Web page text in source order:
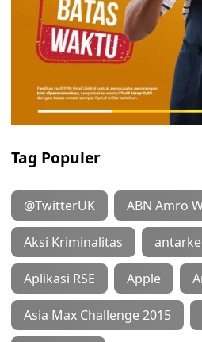
Tag Populer
@TwitterUK ABN Amro
Aksi Kriminalitas
Aplikasi RSE Apple
Asia Max Challenge 2015